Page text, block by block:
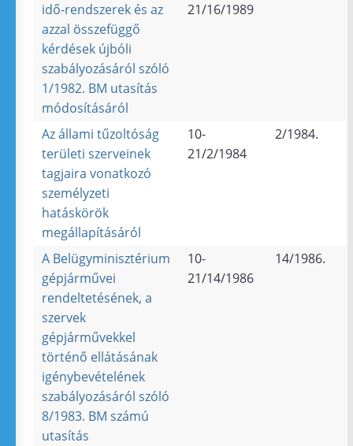
idő-rendszerek és az
azzal összefüggő
kérdések újbóli
szabályozásáról szóló
1/1982. BM utasítás
módosításáról
21/16/1989
Az állami tűzoltóság
területi szerveinek
tagjaira vonatkozó
személyzeti
hatáskörök
megállapításáról
10-
21/2/1984
2/1984.
A Belügyminisztérium
gépjárművei
rendeltetésének, a
szervek
gépjárművekkel
történő ellátásának
igénybevételének
szabályozásáról szóló
8/1983. BM számú
utasítás
10-
21/14/1986
14/1986.